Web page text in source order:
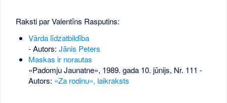
Raksti par Valentīns Rasputins:
Vārda līdzatbildība
- Autors: Jānis Peters
Maskas ir norautas
«Padomju Jaunatne», 1989. gada 10. jūnijs, Nr. 111 -
Autors: «Za rodinu», laikraksts